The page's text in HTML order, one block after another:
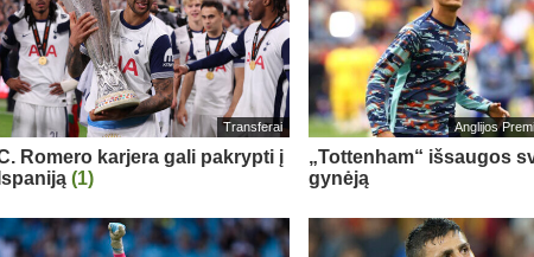
Transferai
Romero karjera gali pakrypti į
Ispaniją(1)
Anglijos
„Tottenham“ išsaugos
gynėją